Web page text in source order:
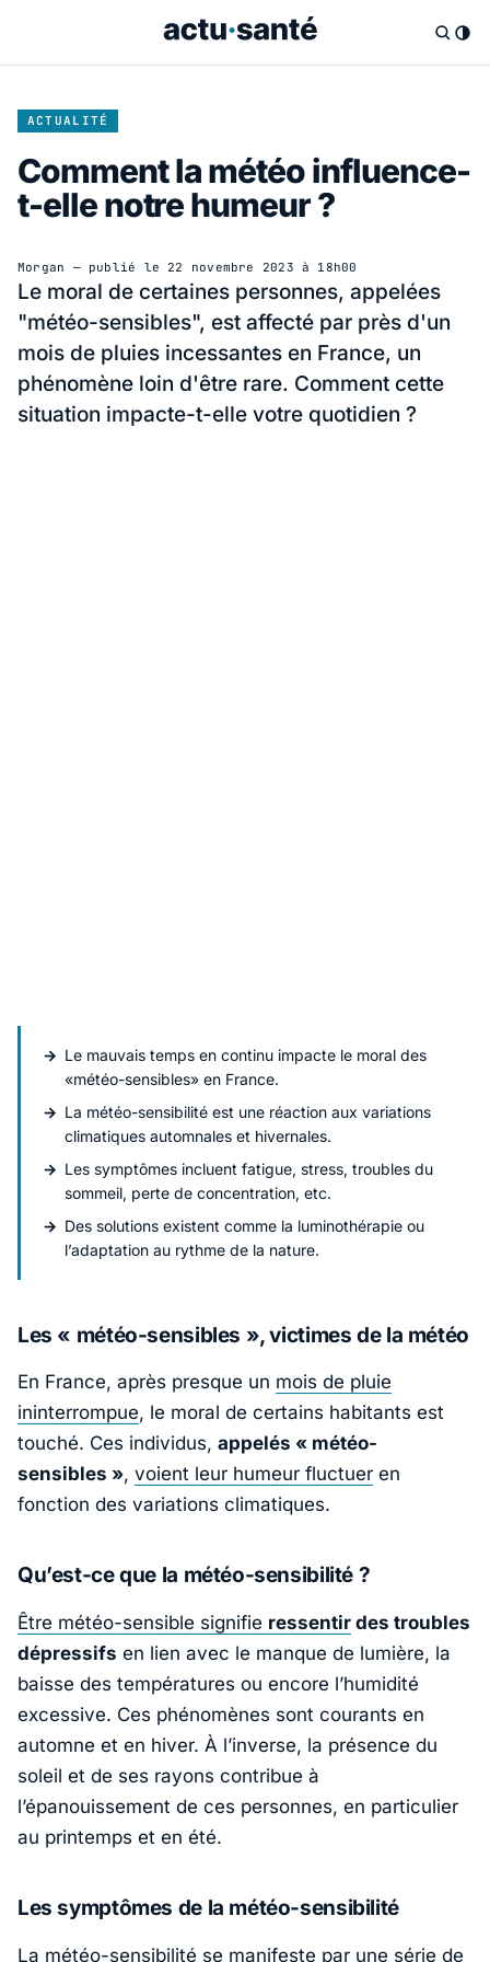
ACTUALITÉ
Comment la météo influence-
t-elle notre humeur ?
Morgan — publié le 22 novembre 2023 à 18h00
Le moral de certaines personnes, appelées
"météo-sensibles", est affecté par près d'un
mois de pluies incessantes en France, un
phénomène loin d'être rare. Comment cette
situation impacte-t-elle votre quotidien ?
Le mauvais temps en continu impacte le moral des
«météo-sensibles» en France.
La météo-sensibilité est une réaction aux variations
climatiques automnales et hivernales.
Les symptômes incluent fatigue, stress, troubles du
sommeil, perte de concentration, etc.
Des solutions existent comme la luminothérapie ou
l’adaptation au rythme de la nature.
Les « météo-sensibles », victimes de la météo
En France, après presque un mois de pluie
ininterrompue, le moral de certains habitants est
touché. Ces individus, appelés « météo-
sensibles », voient leur humeur fluctuer en
fonction des variations climatiques.
Qu’est-ce que la météo-sensibilité ?
Être météo-sensible signifie ressentir des troubles
dépressifs en lien avec le manque de lumière, la
baisse des températures ou encore l’humidité
excessive. Ces phénomènes sont courants en
automne et en hiver. À l’inverse, la présence du
soleil et de ses rayons contribue à
l’épanouissement de ces personnes, en particulier
au printemps et en été.
Les symptômes de la météo-sensibilité
La météo-sensibilité se manifeste par une série de